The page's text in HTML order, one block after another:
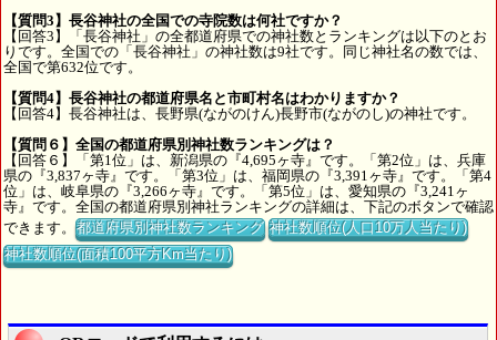
【質問3】長谷神社の全国での寺院数は何社ですか？
【回答3】「長谷神社」の全都道府県での神社数とランキングは以下のとお
りです。全国での「長谷神社」の神社数は9社です。同じ神社名の数では、
全国で第632位です。
【質問4】長谷神社の都道府県名と市町村名はわかりますか？
【回答4】長谷神社は、長野県(ながのけん)長野市(ながのし)の神社です。
【質問６】全国の都道府県別神社数ランキングは？
【回答６】「第1位」は、新潟県の『4,695ヶ寺』です。「第2位」は、兵庫
県の『3,837ヶ寺』です。「第3位」は、福岡県の『3,391ヶ寺』です。「第4
位」は、岐阜県の『3,266ヶ寺』です。「第5位」は、愛知県の『3,241ヶ
寺』です。全国の都道府県別神社ランキングの詳細は、下記のボタンで確認
できます。都道府県別神社数ランキング 神社数順位(人口10万人当たり)
神社数順位(面積100平方Km当たり)